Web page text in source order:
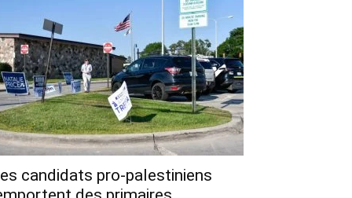
candidats pro-palestiniens